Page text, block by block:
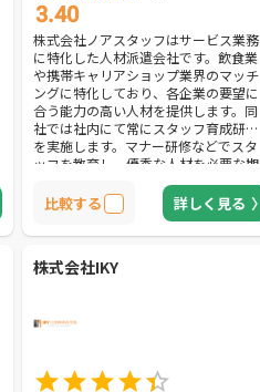
3.40
株式会社ノアスタッフはサービス業務
に特化した人材派遣会社です。飲食業
や携帯キャリアショップ業界のマッチ
ングに特化しており、各企業の要望に
合う能力の高い人材を提供します。同
社では社内にて常にスタッフ育成研修
を実施します。マナー研修などでスタ
ッフを教育し、優秀な人材を必要な期
間だけ迅速に派遣します。そのほか、
採用代行も可能。企業のニーズに合わ
せたオーダーメイドのプランを用意
し、質の高い採用活動を実現します。
設定と実行、採否の決定までトータル
望む方はもちろん、業務のアウトソー
比較する 詳しく見る
株式会社IKY